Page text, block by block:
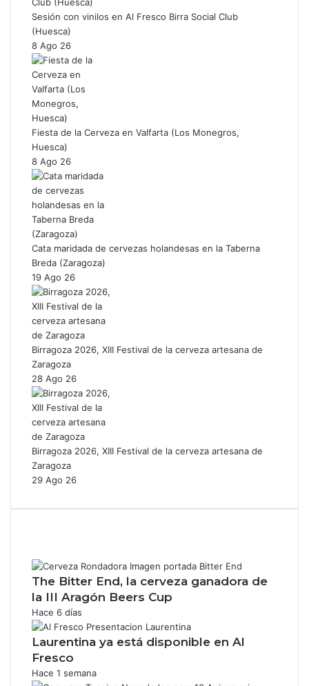
Sesión con vinilos en Al Fresco Birra Social Club
(Huesca)
8 Ago 26
Fiesta de la Cerveza en Valfarta (Los Monegros,
Huesca)
8 Ago 26
Cata maridada de cervezas holandesas en la Taberna
Breda (Zaragoza)
19 Ago 26
Birragoza 2026, XIII Festival de la cerveza artesana de
Zaragoza
28 Ago 26
Birragoza 2026, XIII Festival de la cerveza artesana de
Zaragoza
29 Ago 26
The Bitter End, la cerveza ganadora de
la III Aragón Beers Cup
Hace 6 días
Laurentina ya está disponible en Al
Fresco
Hace 1 semana